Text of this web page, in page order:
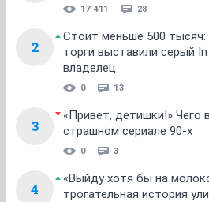
17 411 28
2
Стоит меньше 500 тысяч:
торги выставили серый
владелец
0 13
3
«Привет, детишки!» Чего
страшном сериале 90-х
0 3
4
«Выйду хотя бы на
трогательная история